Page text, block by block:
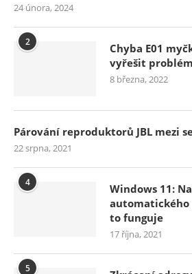
24 února, 2024
2
Chyba E01
vyřešit problém
8 března, 2022
Párování reproduktorů JBL mezi
22 srpna, 2021
4
Windows 11:
automatického
to funguje
17 října, 2021
5